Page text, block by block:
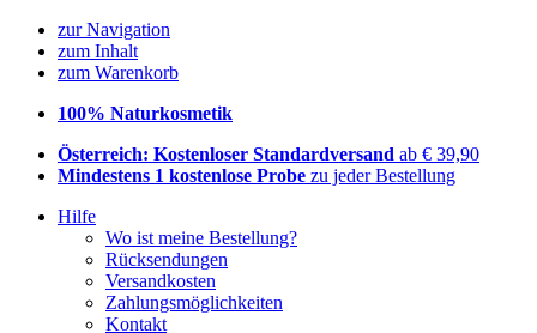
zur Navigation
zum Inhalt
zum Warenkorb
100% Naturkosmetik
Österreich: Kostenloser Standardversand ab € 39,90
Mindestens 1 kostenlose Probe zu jeder Bestellung
Hilfe
Wo ist meine Bestellung?
Rücksendungen
Versandkosten
Zahlungsmöglichkeiten
Kontakt